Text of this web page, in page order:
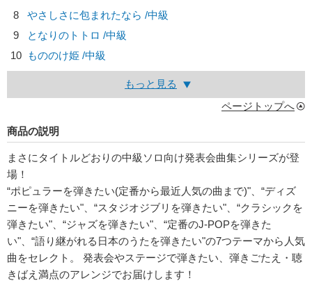
8
やさしさに包まれたなら /中級
9
となりのトトロ /中級
10 もののけ姫 /中級
もっと見る
ページトップへ
商品の説明
まさにタイトルどおりの中級ソロ向け発表会曲集シリーズが登
場！
“ポピュラーを弾きたい(定番から最近人気の曲まで)"、“ディズ
ニーを弾きたい"、“スタジオジブリを弾きたい"、“クラシックを
弾きたい"、“ジャズを弾きたい"、“定番のJ-POPを弾きた
い"、“語り継がれる日本のうたを弾きたい"の7つテーマから人気
曲をセレクト。 発表会やステージで弾きたい、弾きごたえ・聴
きばえ満点のアレンジでお届けします！